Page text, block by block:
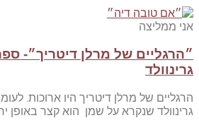
אני ממליצה
״הרגליים של מרלן דיטריך״-
גרינוולד
הרגליים של מרלן דיטריך היו ארוכות.
גרינוולד שנקרא על שמן הוא קצר באופן